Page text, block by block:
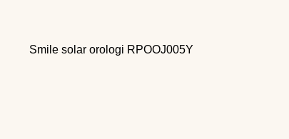
Smile solar orologi RPOOJ005Y